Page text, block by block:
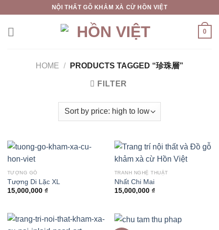
content
NỘI THẤT GỖ KHẢM XÀ CỪ HỒN VIỆT
0
HOME / PRODUCTS TAGGED “珍珠層”
FILTER
TƯỢNG GỖ
Tượng Di Lặc XL
15,000,000 ₫
TRANH NGHỆ THUẬT
Nhất Chi Mai
15,000,000 ₫